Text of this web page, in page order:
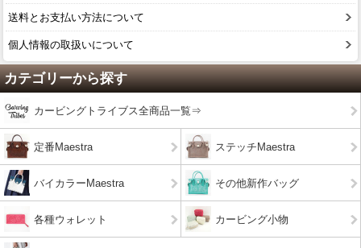
送料とお支払い方法について
個人情報の取扱いについて
カテゴリーから探す
カービングトライブス全商品一覧⇒
定番Maestra ステッチMaestra
バイカラーMaestra その他新作バッグ
各種ウォレット カービング小物